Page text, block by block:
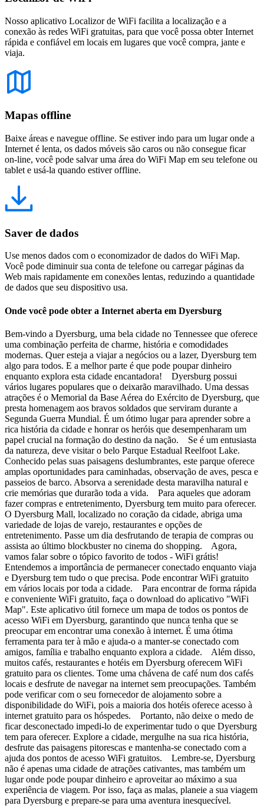
Nosso aplicativo Localizor de WiFi facilita a localização e a
conexão às redes WiFi gratuitas, para que você possa obter Internet
rápida e confiável em locais em lugares que você compra, jante e
viaja.
Mapas offline
Baixe áreas e navegue offline. Se estiver indo para um lugar onde a
Internet é lenta, os dados móveis são caros ou não consegue ficar
on-line, você pode salvar uma área do WiFi Map em seu telefone ou
tablet e usá-la quando estiver offline.
Saver de dados
Use menos dados com o economizador de dados do WiFi Map.
Você pode diminuir sua conta de telefone ou carregar páginas da
Web mais rapidamente em conexões lentas, reduzindo a quantidade
de dados que seu dispositivo usa.
Onde você pode obter a Internet aberta em Dyersburg
Bem-vindo a Dyersburg, uma bela cidade no Tennessee que oferece
uma combinação perfeita de charme, história e comodidades
modernas. Quer esteja a viajar a negócios ou a lazer, Dyersburg tem
algo para todos. E a melhor parte é que pode poupar dinheiro
enquanto explora esta cidade encantadora! Dyersburg possui
vários lugares populares que o deixarão maravilhado. Uma dessas
atrações é o Memorial da Base Aérea do Exército de Dyersburg, que
presta homenagem aos bravos soldados que serviram durante a
Segunda Guerra Mundial. É um ótimo lugar para aprender sobre a
rica história da cidade e honrar os heróis que desempenharam um
papel crucial na formação do destino da nação. Se é um entusiasta
da natureza, deve visitar o belo Parque Estadual Reelfoot Lake.
Conhecido pelas suas paisagens deslumbrantes, este parque oferece
amplas oportunidades para caminhadas, observação de aves, pesca e
passeios de barco. Absorva a serenidade desta maravilha natural e
crie memórias que durarão toda a vida. Para aqueles que adoram
fazer compras e entretenimento, Dyersburg tem muito para oferecer.
O Dyersburg Mall, localizado no coração da cidade, abriga uma
variedade de lojas de varejo, restaurantes e opções de
entretenimento. Passe um dia desfrutando de terapia de compras ou
assista ao último blockbuster no cinema do shopping. Agora,
vamos falar sobre o tópico favorito de todos - WiFi grátis!
Entendemos a importância de permanecer conectado enquanto viaja
e Dyersburg tem tudo o que precisa. Pode encontrar WiFi gratuito
em vários locais por toda a cidade. Para encontrar de forma rápida
e conveniente WiFi gratuito, faça o download do aplicativo "WiFi
Map". Este aplicativo útil fornece um mapa de todos os pontos de
acesso WiFi em Dyersburg, garantindo que nunca tenha que se
preocupar em encontrar uma conexão à internet. É uma ótima
ferramenta para ter à mão e ajuda-o a manter-se conectado com
amigos, família e trabalho enquanto explora a cidade. Além disso,
muitos cafés, restaurantes e hotéis em Dyersburg oferecem WiFi
gratuito para os clientes. Tome uma chávena de café num dos cafés
locais e desfrute de navegar na internet sem preocupações. Também
pode verificar com o seu fornecedor de alojamento sobre a
disponibilidade do WiFi, pois a maioria dos hotéis oferece acesso à
internet gratuito para os hóspedes. Portanto, não deixe o medo de
ficar desconectado impedi-lo de experimentar tudo o que Dyersburg
tem para oferecer. Explore a cidade, mergulhe na sua rica história,
desfrute das paisagens pitorescas e mantenha-se conectado com a
ajuda dos pontos de acesso WiFi gratuitos. Lembre-se, Dyersburg
não é apenas uma cidade de atrações cativantes, mas também um
lugar onde pode poupar dinheiro e aproveitar ao máximo a sua
experiência de viagem. Por isso, faça as malas, planeie a sua viagem
para Dyersburg e prepare-se para uma aventura inesquecível.